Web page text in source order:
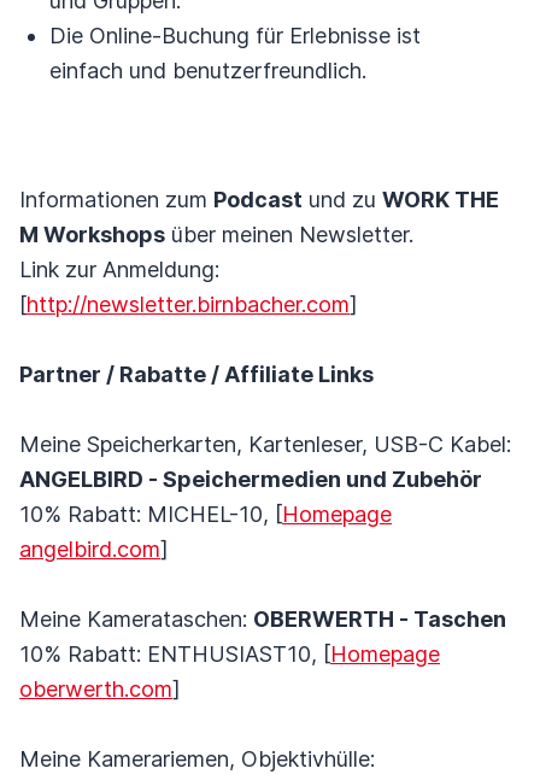
Die Online-Buchung für Erlebnisse ist
einfach und benutzerfreundlich.
Informationen zum Podcast und zu WORK THE
M Workshops über meinen Newsletter.
Link zur Anmeldung:
[http://newsletter.birnbacher.com]
Partner / Rabatte / Affiliate Links
Meine Speicherkarten, Kartenleser, USB-C Kabel:
ANGELBIRD - Speichermedien und Zubehör
10% Rabatt: MICHEL-10, [Homepage
angelbird.com]
Meine Kamerataschen: OBERWERTH - Taschen
10% Rabatt: ENTHUSIAST10, [Homepage
oberwerth.com]
Meine Kamerariemen, Objektivhülle: